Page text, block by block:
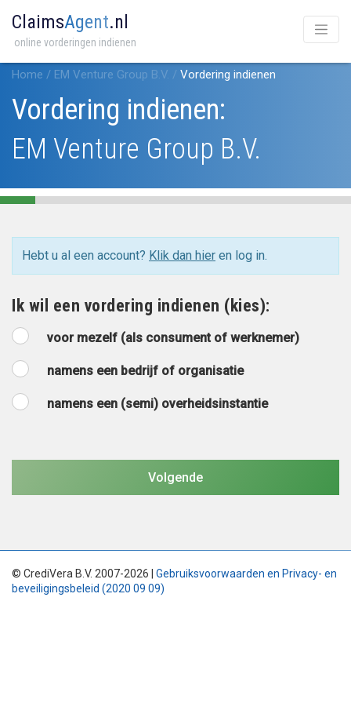
ClaimsAgent.nl
online vorderingen indienen
Home / EM Venture Group B.V. / Vordering indienen
Vordering indienen:
EM Venture Group B.V.
Hebt u al een account? Klik dan hier en log in.
Ik wil een vordering indienen (kies):
voor mezelf (als consument of werknemer)
namens een bedrijf of organisatie
namens een (semi) overheidsinstantie
© CrediVera B.V. 2007-2026 | Gebruiksvoorwaarden en Privacy- en
beveiligingsbeleid (2020 09 09)